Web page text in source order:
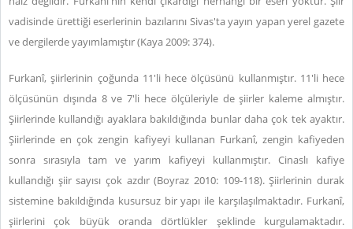
vadisinde ürettiği eserlerinin bazılarını Sivas'ta yayın yapan yerel gazete
ve dergilerde yayımlamıştır (Kaya 2009: 374).
Furkanî, şiirlerinin çoğunda 11'li hece ölçüsünü kullanmıştır. 11'li hece
ölçüsünün dışında 8 ve 7'li hece ölçüleriyle de şiirler kaleme almıştır.
Şiirlerinde kullandığı ayaklara bakıldığında bunlar daha çok tek ayaktır.
Şiirlerinde en çok zengin kafiyeyi kullanan Furkanî, zengin kafiyeden
sonra sırasıyla tam ve yarım kafiyeyi kullanmıştır. Cinaslı kafiye
kullandığı şiir sayısı çok azdır (Boyraz 2010: 109-118). Şiirlerinin durak
sistemine bakıldığında kusursuz bir yapı ile karşılaşılmaktadır. Furkanî,
şiirlerini çok büyük oranda dörtlükler şeklinde kurgulamaktadır.